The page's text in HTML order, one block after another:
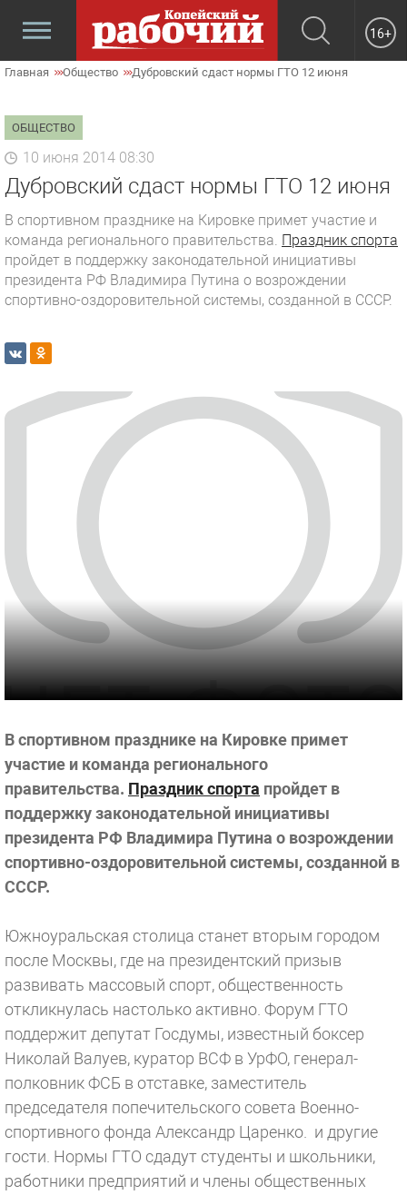
16+
Главная Общество Дубровский сдаст нормы ГТО 12 июня
ОБЩЕСТВО
10 июня 2014 08:30
Дубровский сдаст нормы ГТО 12 июня
В спортивном празднике на Кировке примет участие и
команда регионального правительства. Праздник спорта
пройдет в поддержку законодательной инициативы
президента РФ Владимира Путина о возрождении
спортивно-оздоровительной системы, созданной в СССР.
В спортивном празднике на Кировке примет
участие и команда регионального
правительства. Праздник спорта пройдет в
поддержку законодательной инициативы
президента РФ Владимира Путина о возрождении
спортивно-оздоровительной системы, созданной в
СССР.
Южноуральская столица станет вторым городом
после Москвы, где на президентский призыв
развивать массовый спорт, общественность
откликнулась настолько активно. Форум ГТО
поддержит депутат Госдумы, известный боксер
Николай Валуев, куратор ВСФ в УрФО, генерал-
полковник ФСБ в отставке, заместитель
председателя попечительского совета Военно­
спортивного фонда Александр Царенко. и другие
гости. Нормы ГТО сдадут студенты и школьники,
работники предприятий и члены общественных